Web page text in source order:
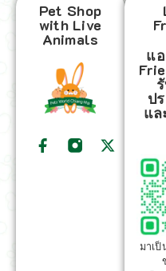
Pet Shop
with Live
Animals
แ
ป
แล
มาเป็